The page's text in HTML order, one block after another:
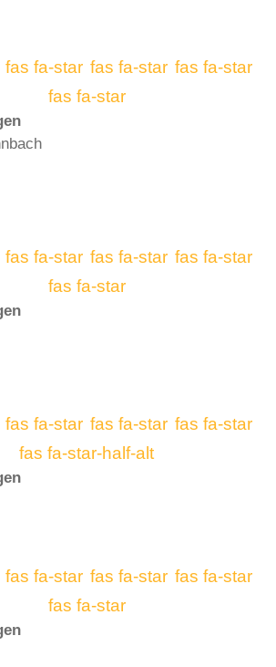
fas fa-star fas fa-star fas fa-star
fas fa-star
fas fa-star fas fa-star fas fa-star
fas fa-star
fas fa-star fas fa-star fas fa-star
fas fa-star-half-alt
fas fa-star fas fa-star fas fa-star
fas fa-star